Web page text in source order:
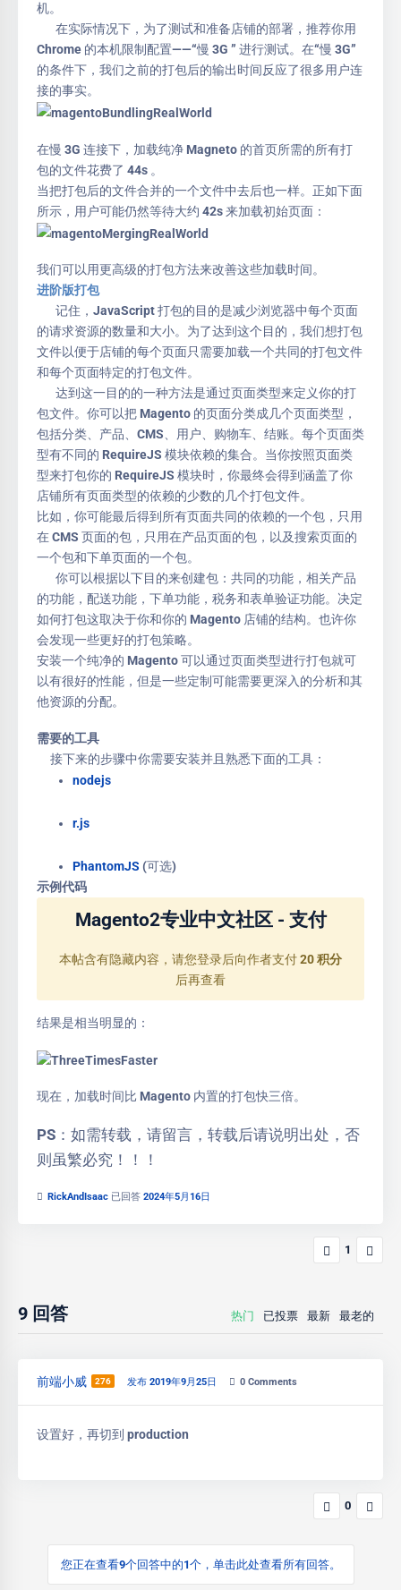
机。
在实际情况下，为了测试和准备店铺的部署，推荐你用
Chrome 的本机限制配置——“慢 3G ” 进行测试。在“慢 3G”
的条件下，我们之前的打包后的输出时间反应了很多用户连
接的事实。
在慢 3G 连接下，加载纯净 Magneto 的首页所需的所有打
包的文件花费了 44s 。
当把打包后的文件合并的一个文件中去后也一样。正如下面
所示，用户可能仍然等待大约 42s 来加载初始页面：
我们可以用更高级的打包方法来改善这些加载时间。
进阶版打包
记住，JavaScript 打包的目的是减少浏览器中每个页面
的请求资源的数量和大小。为了达到这个目的，我们想打包
文件以便于店铺的每个页面只需要加载一个共同的打包文件
和每个页面特定的打包文件。
达到这一目的的一种方法是通过页面类型来定义你的打
包文件。你可以把 Magento 的页面分类成几个页面类型，
包括分类、产品、CMS、用户、购物车、结账。每个页面类
型有不同的 RequireJS 模块依赖的集合。当你按照页面类
型来打包你的 RequireJS 模块时，你最终会得到涵盖了你
店铺所有页面类型的依赖的少数的几个打包文件。
比如，你可能最后得到所有页面共同的依赖的一个包，只用
在 CMS 页面的包，只用在产品页面的包，以及搜索页面的
一个包和下单页面的一个包。
你可以根据以下目的来创建包：共同的功能，相关产品
的功能，配送功能，下单功能，税务和表单验证功能。决定
如何打包这取决于你和你的 Magento 店铺的结构。也许你
会发现一些更好的打包策略。
安装一个纯净的 Magento 可以通过页面类型进行打包就可
以有很好的性能，但是一些定制可能需要更深入的分析和其
他资源的分配。
需要的工具
接下来的步骤中你需要安装并且熟悉下面的工具：
nodejs
r.js
PhantomJS (可选)
示例代码
Magento2专业中文社区 - 支付
本帖含有隐藏内容，请您登录后向作者支付20 积分
后再查看
结果是相当明显的：
现在，加载时间比 Magento 内置的打包快三倍。
PS：如需转载，请留言，转载后请说明出处，否
则虽繁必究！！！
RickAndIsaac 已回答 2024年5月16日
1
9 回答 热门 已投票 最新 最老的
前端小威 276 发布 2019年9月25日 0 Comments
设置好，再切到 production
0
您正在查看9个回答中的1个，单击此处查看所有回答。